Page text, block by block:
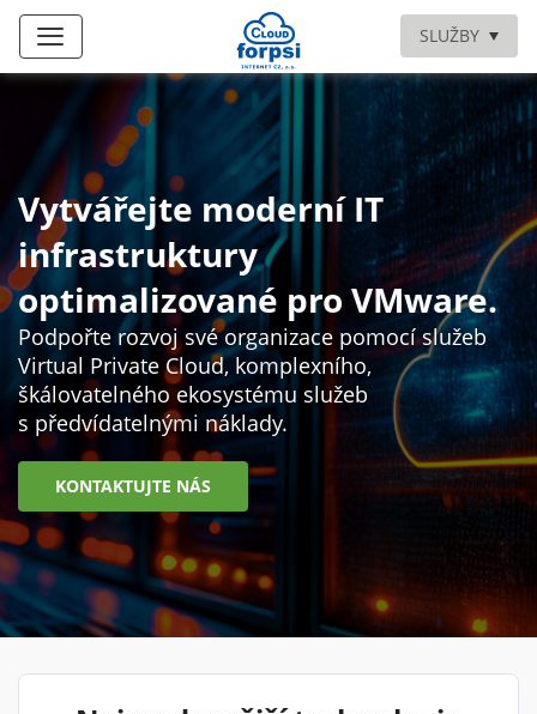
SLUŽBY
Vytvářejte moderní IT
infrastruktury
optimalizované pro VMware.
Podpořte rozvoj své organizace pomocí služeb
Virtual Private Cloud, komplexního,
škálovatelného ekosystému služeb
s předvídatelnými náklady.
KONTAKTUJTE NÁS